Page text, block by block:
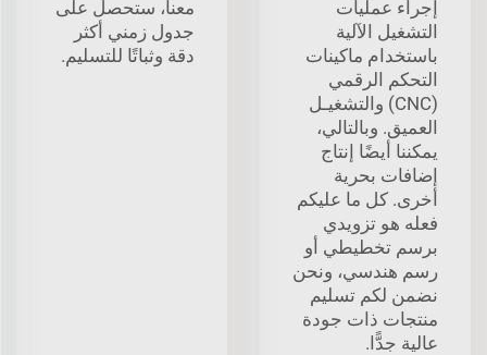
إجراء عمليات
التشغيل الآلية
باستخدام ماكينات
التحكم الرقمي
(CNC) والتشغيـل
العميق. وبالتالي،
يمكننا أيضًا إنتاج
إضافات بحرية
أخرى. كل ما عليكم
فعله هو تزويدي
برسم تخطيطي أو
رسم هندسي، ونحن
نضمن لكم تسليم
منتجات ذات جودة
عالية جدًّا.
معنا، ستحصل على
جدول زمني أكثر
دقة وثباتًا للتسليم.